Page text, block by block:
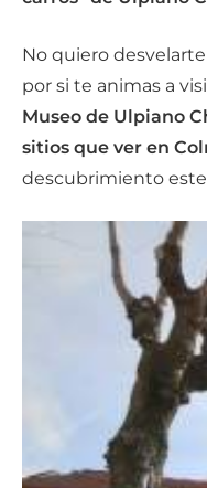
No quiero
por si te animas a
Museo de Ulpiano
sitios que ver en
descubrimiento